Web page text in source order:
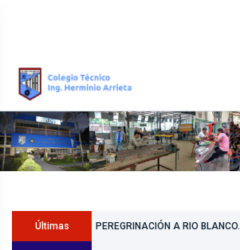
Últimas PEREGRINACIÓN A RIO BLANCO.